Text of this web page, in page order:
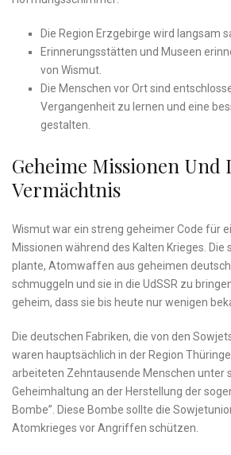
Die Region Erzgebirge wird langsam
Erinnerungsstätten und Museen
von Wismut.
Die Menschen vor Ort sind
Vergangenheit zu lernen und eine
gestalten.
Geheime Missionen Und
Vermächtnis
Wismut war ein streng geheimer Code für
Missionen während des Kalten Krieges. Die
plante, Atomwaffen aus geheimen
schmuggeln und‍ sie in die UdSSR zu
geheim, dass sie bis heute nur wenigen
Die deutschen Fabriken, die von den
waren hauptsächlich in der Region
arbeiteten Zehntausende Menschen unter
Geheimhaltung an der Herstellung der
Bombe”. Diese Bombe sollte die
Atomkrieges vor Angriffen schützen.